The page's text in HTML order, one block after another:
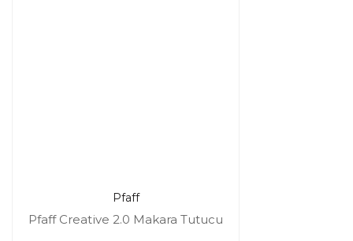
Pfaff
Pfaff Creative 2.0 Makara Tutucu